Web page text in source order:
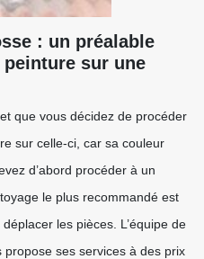
: un préalable
sur une
que vous décidez de procéder
sur celle-ci, car sa couleur
d’abord procéder à un
le plus recommandé est
les pièces. L’équipe de
propose ses services à des prix